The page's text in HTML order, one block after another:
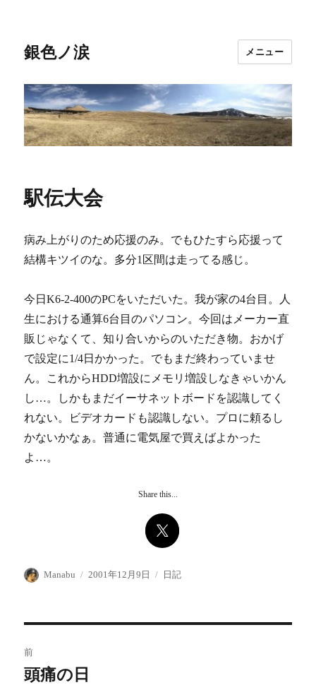
銀色ノ涙 メニュー
駅伝大会
病み上がりのため応援のみ。でもひたすら応援って
結構キツイのな。多分1区間は走ってる感じ。
今日K6-2-400のPCをいただいた。我が家の4台目。人
生における通算6台目のパソコン。今回はメーカー直
販じゃなくて、知り合いからのいただき物。おかげ
で設定に1/4日かかった。でもまだ終わっていませ
ん。これからHDD増設にメモリ増設しなきゃいかん
し…。しかもまだイーサネットボードを認識してく
れない。ビデオカードも認識しない。プロに頼るし
かないかなぁ。普通に電気屋で買えばよかった
よ…。
Share this...
投
Manabu
投
2001年12月9日
カ
日記
稿
前
前
頭痛の日